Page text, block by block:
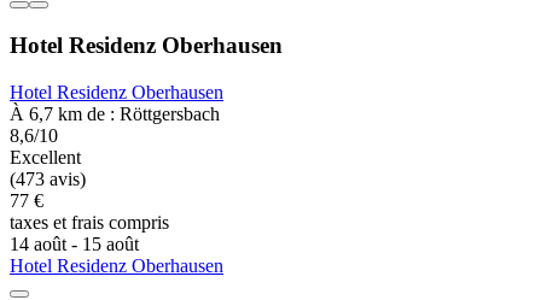
Hotel Residenz Oberhausen
Hotel Residenz Oberhausen
À 6,7 km de : Röttgersbach
8,6/10
Excellent
(473 avis)
77 €
taxes et frais compris
14 août - 15 août
Hotel Residenz Oberhausen